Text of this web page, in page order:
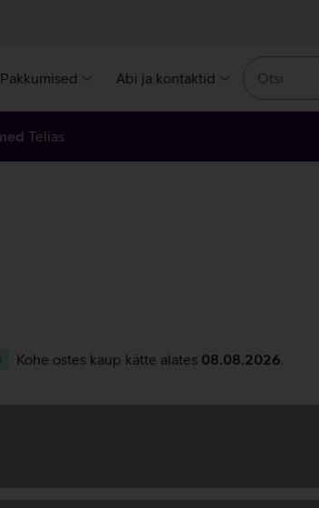
Pakkumised Abi ja kontaktid
Telias
Kohe ostes kaup kätte alates 08.08.2026